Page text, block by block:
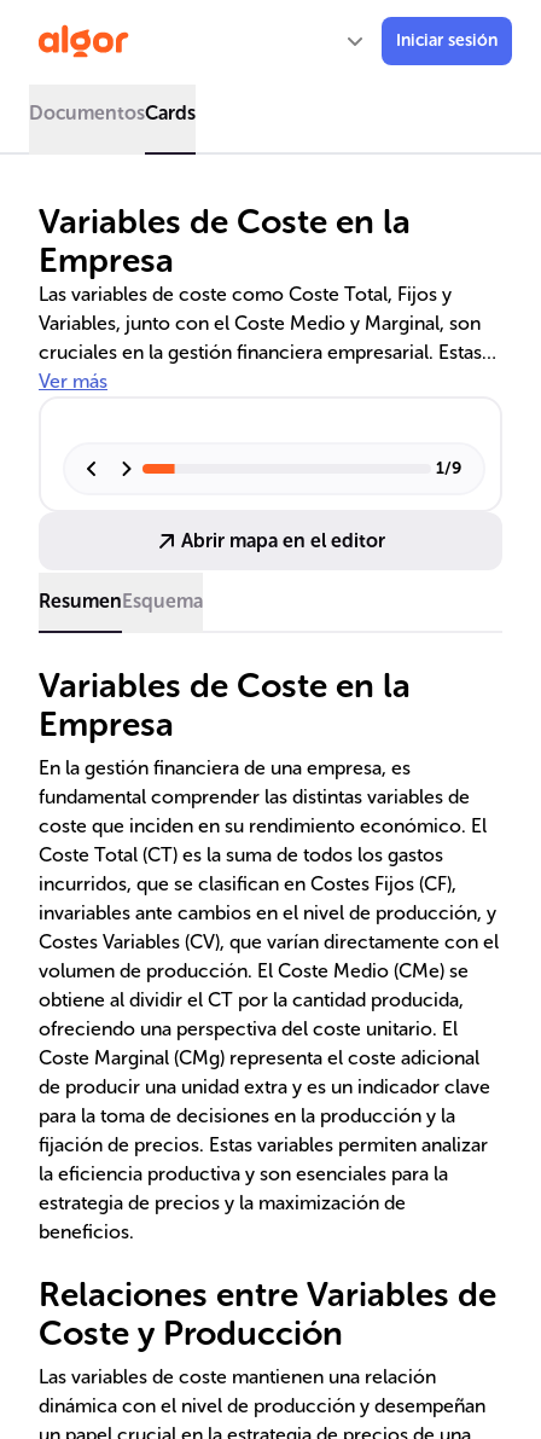
Iniciar sesión
DocumentosCards
Variables de Coste en la
Empresa
Las variables de coste como Coste Total, Fijos y
Variables, junto con el Coste Medio y Marginal, son
cruciales en la gestión financiera empresarial. Estas
afectan la estrategia de precios y la maximización de
monopolio, y cómo influyen en la economía. Se
de producción, beneficios y la medición
Ver más
1/9
Abrir mapa en el editor
ResumenEsquema
Variables de Coste en la
Empresa
En la gestión financiera de una empresa, es
fundamental comprender las distintas variables de
coste que inciden en su rendimiento económico. El
Coste Total (CT) es la suma de todos los gastos
incurridos, que se clasifican en Costes Fijos (CF),
invariables ante cambios en el nivel de producción, y
Costes Variables (CV), que varían directamente con el
volumen de producción. El Coste Medio (CMe) se
obtiene al dividir el CT por la cantidad producida,
ofreciendo una perspectiva del coste unitario. El
Coste Marginal (CMg) representa el coste adicional
de producir una unidad extra y es un indicador clave
para la toma de decisiones en la producción y la
fijación de precios. Estas variables permiten analizar
la eficiencia productiva y son esenciales para la
estrategia de precios y la maximización de
beneficios.
Relaciones entre Variables de
Coste y Producción
Las variables de coste mantienen una relación
dinámica con el nivel de producción y desempeñan